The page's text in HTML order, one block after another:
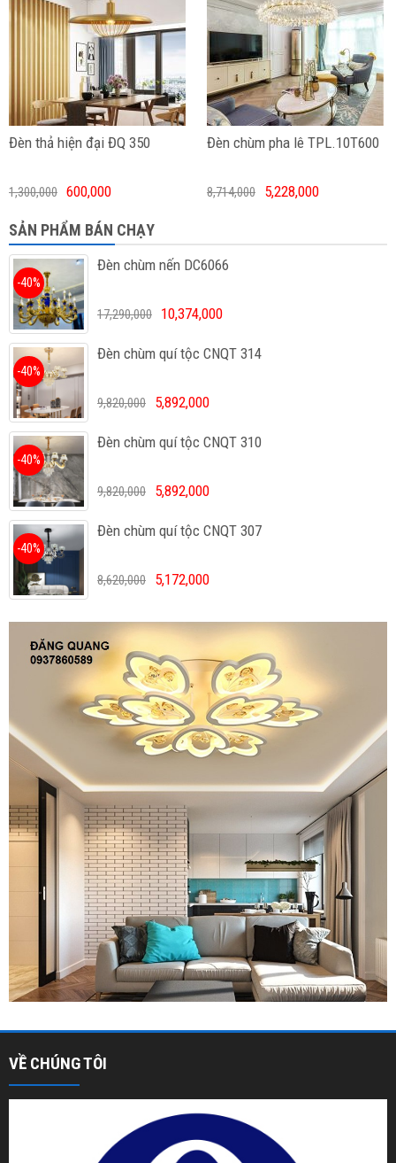
Đèn thả hiện đại ĐQ 350
1,300,000 600,000
Đèn chùm pha lê TPL.10T600
8,714,000 5,228,000
SẢN PHẨM BÁN CHẠY
Đèn chùm nến DC6066
-40%
17,290,000 10,374,000
Đèn chùm quí tộc CNQT 314
-40%
9,820,000 5,892,000
Đèn chùm quí tộc CNQT 310
-40%
9,820,000 5,892,000
Đèn chùm quí tộc CNQT 307
-40%
8,620,000 5,172,000
VỀ CHÚNG TÔI